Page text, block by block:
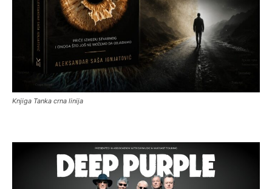
Knjiga Tanka crna linija